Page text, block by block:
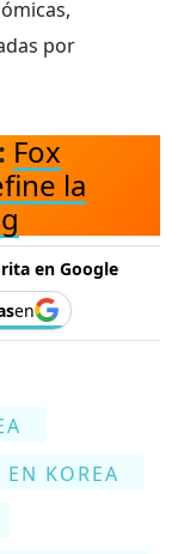
por
Fox
la
en Google
en
KOREA